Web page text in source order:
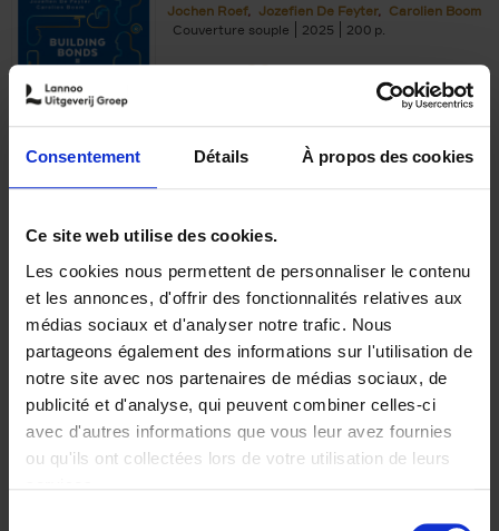
Consentement Détails À propos des cookies
Ce site web utilise des cookies.
Les cookies nous permettent de personnaliser le contenu
et les annonces, d'offrir des fonctionnalités relatives aux
médias sociaux et d'analyser notre trafic. Nous
partageons également des informations sur l'utilisation de
notre site avec nos partenaires de médias sociaux, de
publicité et d'analyse, qui peuvent combiner celles-ci
avec d'autres informations que vous leur avez fournies
ou qu'ils ont collectées lors de votre utilisation de leurs
Jochen Roef Jozefien De Feyter
Carolien Boom
Couverture souple
2025 200
€29,99
Optichannel Retail. Beyond
the Digital Hysteria
Gino Van Ossel
Autre finition
2019 350
€29,99